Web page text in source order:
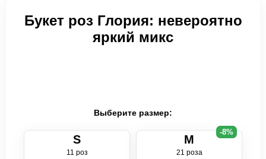
Букет роз Глория: невероятно
яркий микс
Выберите размер:
S
11 роз
M
21 роза
-8%